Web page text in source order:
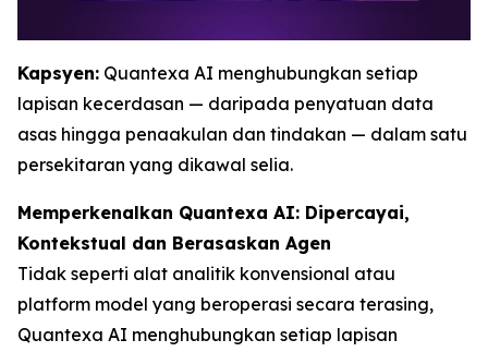
Kapsyen: Quantexa AI menghubungkan setiap
lapisan kecerdasan — daripada penyatuan data
asas hingga penaakulan dan tindakan — dalam satu
persekitaran yang dikawal selia.
Memperkenalkan Quantexa AI: Dipercayai,
Kontekstual dan Berasaskan Agen
Tidak seperti alat analitik konvensional atau
platform model yang beroperasi secara terasing,
Quantexa AI menghubungkan setiap lapisan